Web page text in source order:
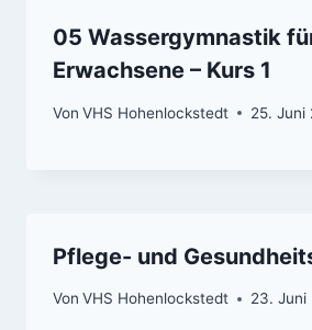
05 Wassergymnastik
Erwachsene – Kurs 1
Von VHS Hohenlockstedt 25. Juni
Pflege- und
Von VHS Hohenlockstedt 23. Juni